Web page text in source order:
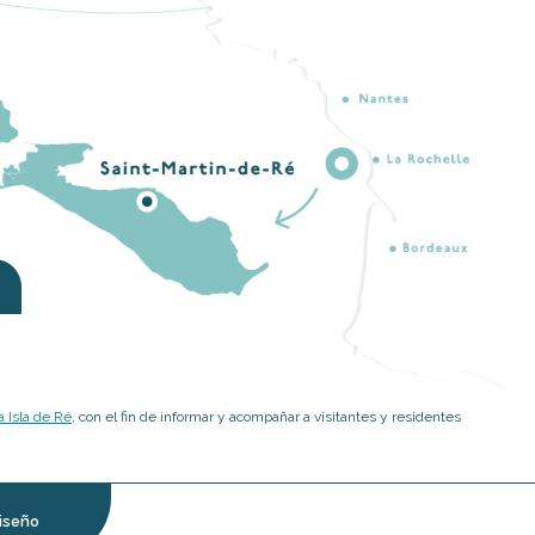
Isla de Ré, con el fin de informar y acompañar a visitantes y residentes